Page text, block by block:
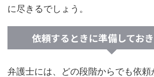
に尽きるでしょう。
依頼するときに準備してお
弁護士には、どの段階からでも依頼